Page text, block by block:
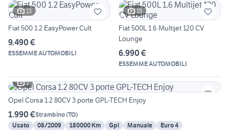
13
Fiat 500 1.2 EasyPower Cult
9.490 €
ESSEMME AUTOMOBILI
15
Fiat 500L 1.6 Multijet 120 CV
Lounge
6.990 €
ESSEMME AUTOMOBILI
7
Opel Corsa 1.2 80CV 3 porte GPL-TECH Enjoy
1.990 €Strambino(TO)
Usato
08/2009 180000 Km Gpl Manuale
Euro 4